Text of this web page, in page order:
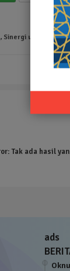
untuk
Tak ada hasil
ads